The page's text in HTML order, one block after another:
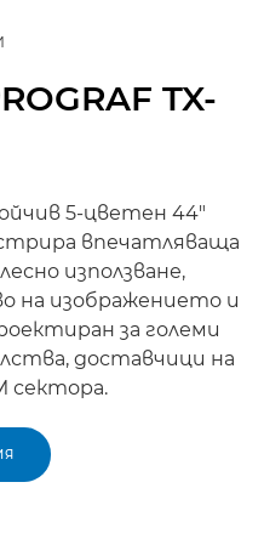
TX-
5-цветен 44"
впечатляваща
използване,
на изображението и
за големи
доставчици на
сектора.